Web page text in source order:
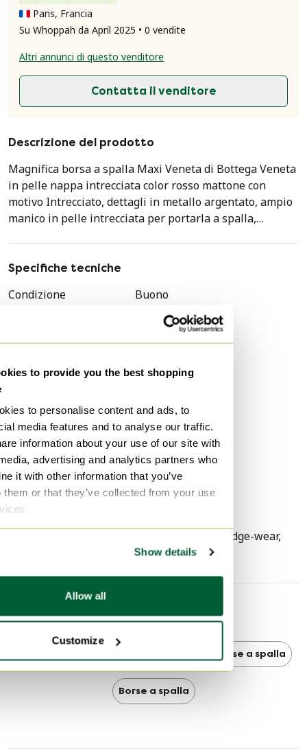
to provide you the best shopping
to personalise content and ads, to
media features and to analyse our traffic.
information about your use of our site with
advertising and analytics partners who
it with other information that you’ve
them or that they’ve collected from your use
Show details
Allow all
Customize
Paris, Francia
Su Whoppah da April 2025 • 0 vendite
Altri annunci di questo venditore
Contatta il venditore
Descrizione del prodotto
Magnifica borsa a spalla Maxi Veneta di Bottega Veneta
in pelle nappa intrecciata color rosso mattone con
motivo Intrecciato, dettagli in metallo argentato, ampio
manico in pelle intrecciata per portarla a spalla,
interno in camoscio, una tasca con zip e una tasca a
motivo Intrecciato, emblema della Maison Bottega
Riferimento: 103627
Condizioni generali: 6/10
In buone condizioni generali nonostante segni di usura
sulla pelle (pieghe, usura, patina, patina sugli angoli,
un laccetto in pelle tagliato sul retro, macchie) e sulle
finiture (graffi).
Specifiche tecniche
Condizione
Buono
Marchio
Bottega Veneta
Genere
Donne
Modello
Campana
Colore hardware
Argento (SHW)
Altezza
37 cm
Larghezza
51 cm
Profondità
usagesign-corneredge-wear,
Graffi
Scoprire di più
Bottega Veneta Borse a spalla
Borse a spalla